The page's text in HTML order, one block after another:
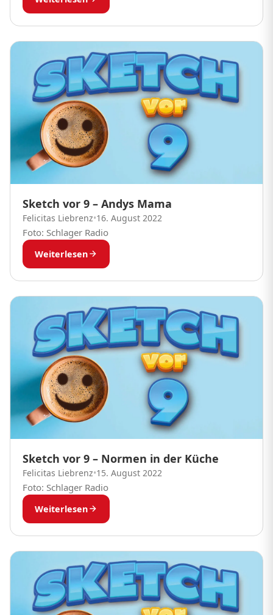
Sketch vor 9 – Andys Mama
Felicitas Liebrenz•16. August 2022
Foto: Schlager Radio
Weiterlesen
Sketch vor 9 – Normen in der Küche
Felicitas Liebrenz•15. August 2022
Foto: Schlager Radio
Weiterlesen